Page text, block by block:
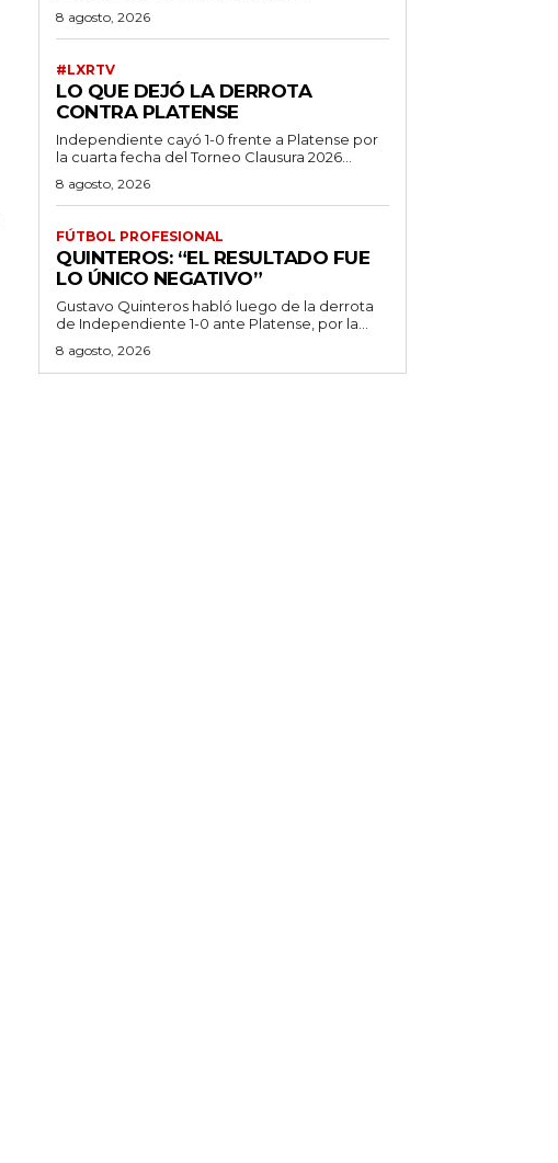
8 agosto, 2026
#LXRTV
LO QUE DEJÓ LA DERROTA
CONTRA PLATENSE
Independiente cayó 1-0 frente a Platense por
la cuarta fecha del Torneo Clausura 2026...
8 agosto, 2026
FÚTBOL PROFESIONAL
QUINTEROS: “EL RESULTADO FUE
LO ÚNICO NEGATIVO”
Gustavo Quinteros habló luego de la derrota
de Independiente 1-0 ante Platense, por la...
8 agosto, 2026